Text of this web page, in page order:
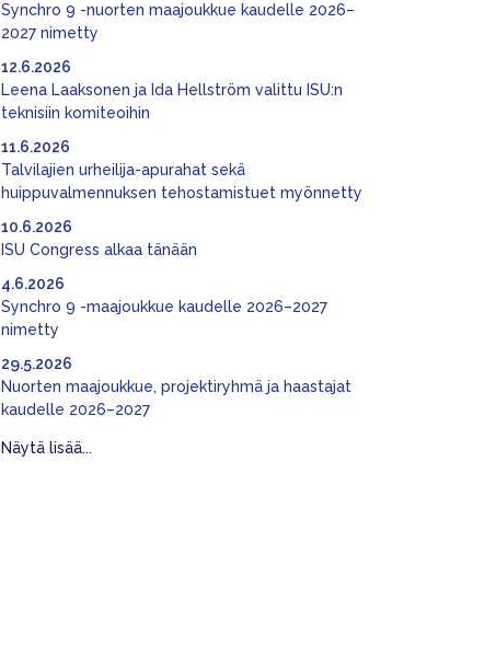
Synchro 9 -nuorten maajoukkue kaudelle 2026–
2027 nimetty
Leena Laaksonen ja Ida Hellström valittu ISU:n
teknisiin komiteoihin
12.6.2026
Talvilajien urheilija-apurahat sekä
huippuvalmennuksen tehostamistuet myönnetty
11.6.2026
ISU Congress alkaa tänään
10.6.2026
Synchro 9 -maajoukkue kaudelle 2026–2027
nimetty
4.6.2026
Nuorten maajoukkue, projektiryhmä ja haastajat
kaudelle 2026–2027
29.5.2026
Näytä lisää...